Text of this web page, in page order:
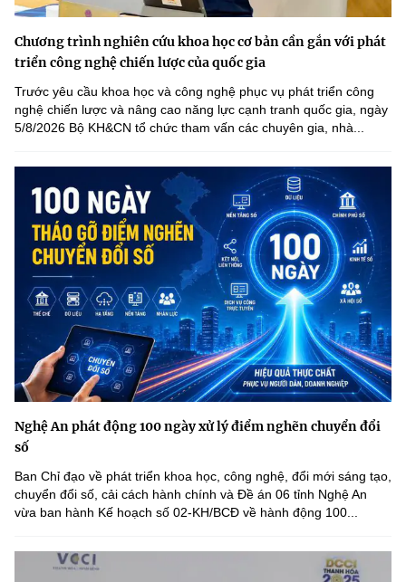
Chương trình nghiên cứu khoa học cơ bản cần gắn với phát
triển công nghệ chiến lược của quốc gia
Trước yêu cầu khoa học và công nghệ phục vụ phát triển công
nghệ chiến lược và nâng cao năng lực cạnh tranh quốc gia, ngày
5/8/2026 Bộ KH&CN tổ chức tham vấn các chuyên gia, nhà...
Nghệ An phát động 100 ngày xử lý điểm nghẽn chuyển đổi
số
Ban Chỉ đạo về phát triển khoa học, công nghệ, đổi mới sáng tạo,
chuyển đổi số, cải cách hành chính và Đề án 06 tỉnh Nghệ An
vừa ban hành Kế hoạch số 02-KH/BCĐ về hành động 100...